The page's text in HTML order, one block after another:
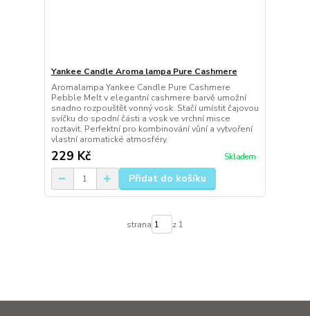
Yankee Candle Aroma lampa Pure Cashmere
Aromalampa Yankee Candle Pure Cashmere
Pebble Melt v elegantní cashmere barvě umožní
snadno rozpouštět vonný vosk. Stačí umístit čajovou
svíčku do spodní části a vosk ve vrchní misce
roztavit. Perfektní pro kombinování vůní a vytvoření
vlastní aromatické atmosféry.
229 Kč Skladem
Přidat do košíku
strana z 1